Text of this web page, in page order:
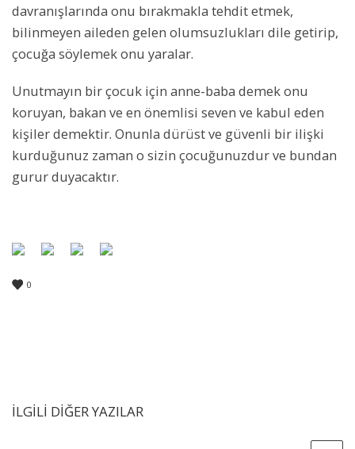
davranışlarında onu bırakmakla tehdit etmek,
bilinmeyen aileden gelen olumsuzlukları dile getirip,
çocuğa söylemek onu yaralar.
Unutmayın bir çocuk için anne-baba demek onu
koruyan, bakan ve en önemlisi seven ve kabul eden
kişiler demektir. Onunla dürüst ve güvenli bir ilişki
kurduğunuz zaman o sizin çocuğunuzdur ve bundan
gurur duyacaktır.
0
İLGILI DIĞER YAZILAR